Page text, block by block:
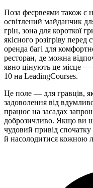
Поза феєрвеями також є
освітлений майданчик
грін, зона для короткої
якісного розігріву
оренда багі для
ресторан, де можна
явно цінують це місце —
10 на LeadingCourses.
Це поле — для гравців,
задоволення від
працює на засадах
доброзичливо. Якщо ви
чудовий привід
й насолодитися кожною